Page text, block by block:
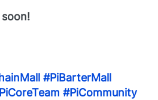
#PiBarterMall
#PiCommunity